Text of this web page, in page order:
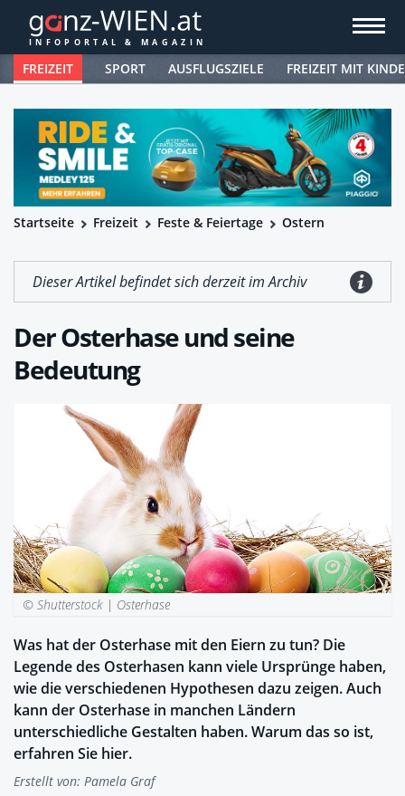
FREIZEIT SPORT AUSFLUGSZIELE FREIZEIT MIT
Startseite Freizeit Feste & Feiertage Ostern
Dieser Artikel befindet sich derzeit im Archiv
Der Osterhase und seine
Bedeutung
© Shutterstock | Osterhase
Was hat der Osterhase mit den Eiern zu tun? Die
Legende des Osterhasen kann viele Ursprünge haben,
wie die verschiedenen Hypothesen dazu zeigen. Auch
kann der Osterhase in manchen Ländern
unterschiedliche Gestalten haben. Warum das so ist,
erfahren Sie hier.
Erstellt von: Pamela Graf